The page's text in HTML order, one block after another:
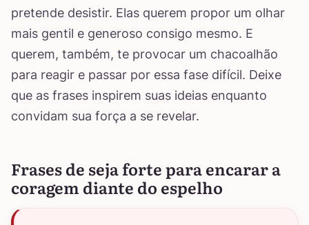
pretende desistir. Elas querem propor um olhar
mais gentil e generoso consigo mesmo. E
querem, também, te provocar um chacoalhão
para reagir e passar por essa fase difícil. Deixe
que as frases inspirem suas ideias enquanto
convidam sua força a se revelar.
Frases de seja forte para encarar a
coragem diante do espelho